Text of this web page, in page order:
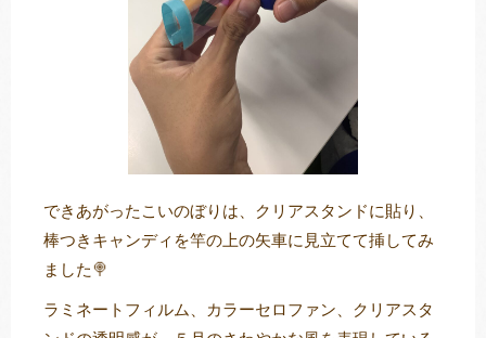
できあがったこいのぼりは、クリアスタンドに貼り、
棒つきキャンディを竿の上の矢車に見立てて挿してみ
ました🍭
ラミネートフィルム、カラーセロファン、クリアスタ